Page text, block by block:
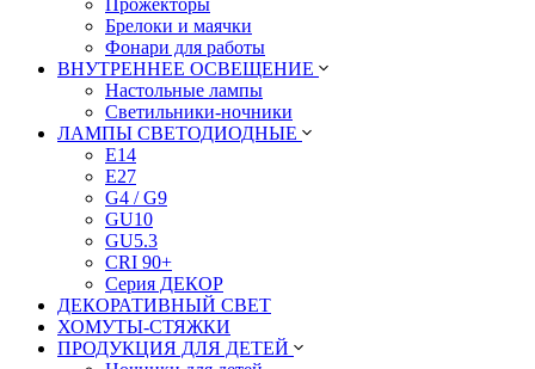
Прожекторы
Брелоки и маячки
Фонари для работы
ВНУТРЕННЕЕ ОСВЕЩЕНИЕ
Настольные лампы
Светильники-ночники
ЛАМПЫ СВЕТОДИОДНЫЕ
E14
E27
G4 / G9
GU10
GU5.3
CRI 90+
Серия ДЕКОР
ДЕКОРАТИВНЫЙ СВЕТ
ХОМУТЫ-СТЯЖКИ
ПРОДУКЦИЯ ДЛЯ ДЕТЕЙ